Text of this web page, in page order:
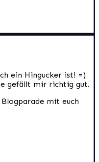
ein Hingucker ist! =)
gefällt mir richtig gut.
mit euch